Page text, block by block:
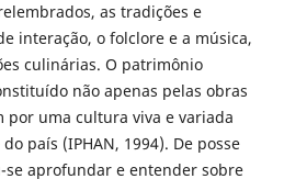
as tradições e
interação, o folclore e a música,
culinárias. O patrimônio
não apenas pelas obras
por uma cultura viva e variada
país (IPHAN, 1994). De posse
se aprofundar e entender sobre